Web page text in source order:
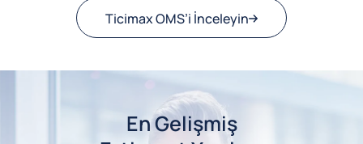
Ticimax OMS’i İnceleyin
En Gelişmiş